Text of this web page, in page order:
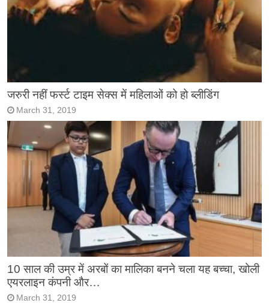
जरुरी नहीं फर्स्ट टाइम सेक्स में महिलाओं को हो ब्लीडिंग
March 31, 2019
10 साल की उम्र में अरबों का मालिका बनने चला यह बच्चा, खोली
एयरलाइन कंपनी और…
March 31, 2019